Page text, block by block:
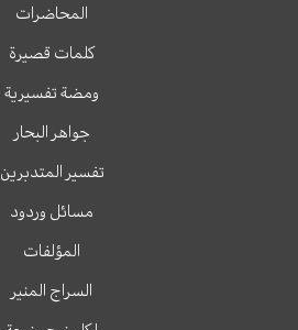
المحاضرات
كلمات قصيرة
ومضة تفسيرية
جواهر البحار
تفسير المتدبرين
مسائل وردود
المؤلفات
السراج المنير